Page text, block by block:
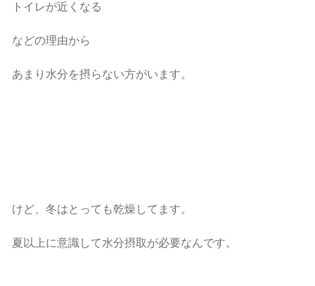
トイレが近くなる
などの理由から
あまり水分を摂らない方がいます。
けど、冬はとっても乾燥してます。
夏以上に意識して水分摂取が必要なんです。